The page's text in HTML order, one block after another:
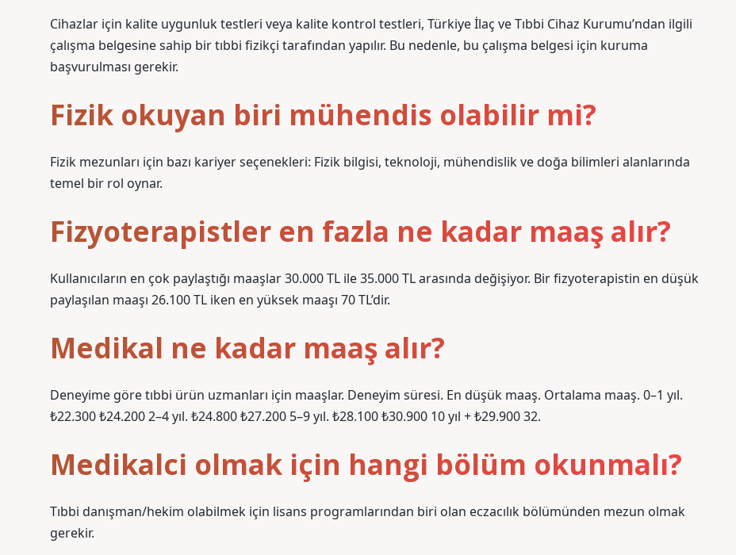
Cihazlar için kalite uygunluk testleri veya kalite kontrol testleri, Türkiye İlaç ve Tıbbi Cihaz Kurumu’ndan ilgili
çalışma belgesine sahip bir tıbbi fizikçi tarafından yapılır. Bu nedenle, bu çalışma belgesi için kuruma
başvurulması gerekir.
Fizik okuyan biri mühendis olabilir mi?
Fizik mezunları için bazı kariyer seçenekleri: Fizik bilgisi, teknoloji, mühendislik ve doğa bilimleri alanlarında
temel bir rol oynar.
Fizyoterapistler en fazla ne kadar maaş alır?
Kullanıcıların en çok paylaştığı maaşlar 30.000 TL ile 35.000 TL arasında değişiyor. Bir fizyoterapistin en düşük
paylaşılan maaşı 26.100 TL iken en yüksek maaşı 70 TL’dir.
Medikal ne kadar maaş alır?
Deneyime göre tıbbi ürün uzmanları için maaşlar. Deneyim süresi. En düşük maaş. Ortalama maaş. 0–1 yıl.
₺22.300 ₺24.200 2–4 yıl. ₺24.800 ₺27.200 5–9 yıl. ₺28.100 ₺30.900 10 yıl + ₺29.900 32.
Medikalci olmak için hangi bölüm okunmalı?
Tıbbi danışman/hekim olabilmek için lisans programlarından biri olan eczacılık bölümünden mezun olmak
gerekir.